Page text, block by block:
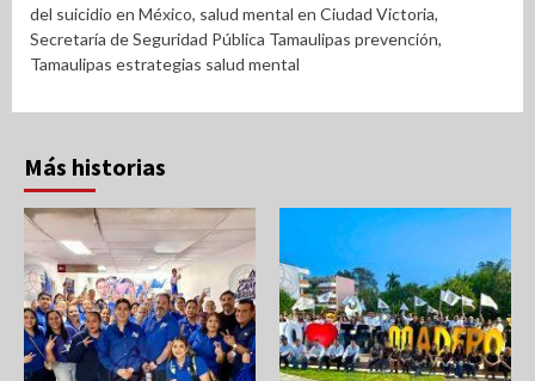
del suicidio en México, salud mental en Ciudad Victoria,
Secretaría de Seguridad Pública Tamaulipas prevención,
Tamaulipas estrategias salud mental
Más historias